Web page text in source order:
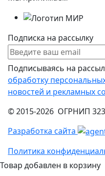
Подписка на рассылку
Подписываясь на
обработку
новостей и рекламных
© 2015-2026 ОГРНИП
Разработка сайта
Политика
Товар добавлен в корзину